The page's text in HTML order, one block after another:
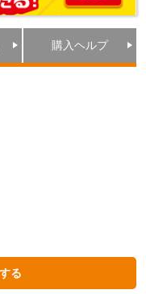
購入ヘルプ